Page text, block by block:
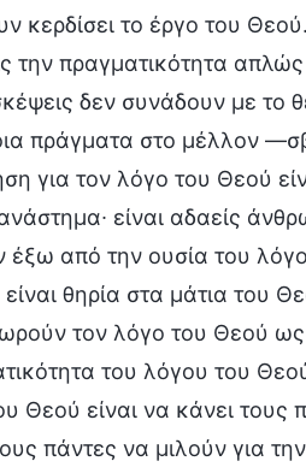
κερδίσει το έργο του
την πραγματικότητα
δεν συνάδουν με
πράγματα στο μέλλον
για τον λόγο του Θεού
είναι αδαείς
έξω από την ουσία του
θηρία στα μάτια του
τον λόγο του Θεού
του λόγου του
Θεού είναι να κάνει
πάντες να μιλούν για